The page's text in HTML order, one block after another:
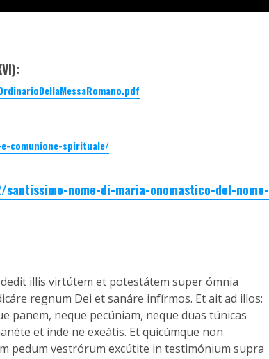
comunione-spirituale/
nome-di-maria-onomastico-del-nome-
illis virtútem et potestátem super ómnia
regnum Dei et sanáre infírmos. Et ait ad illos:
panem, neque pecúniam, neque duas túnicas
et inde ne exeátis. Et quicúmque non
pedum vestrórum excútite in testimónium supra